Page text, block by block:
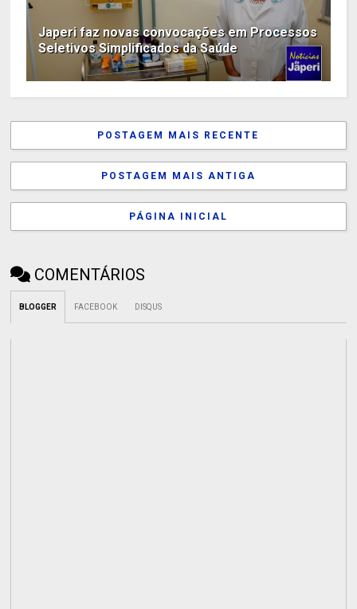
Japeri faz novas convocações em Processos
Seletivos Simplificados da Saúde
POSTAGEM MAIS RECENTE
POSTAGEM MAIS ANTIGA
PÁGINA INICIAL
COMENTÁRIOS
BLOGGER FACEBOOK DISQUS